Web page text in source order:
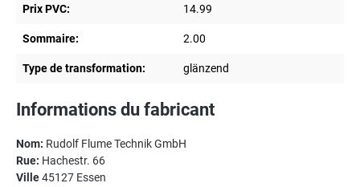
Prix PVC: 14.99
Sommaire: 2.00
Type de transformation: glänzend
Informations du fabricant
Nom: Rudolf Flume Technik GmbH
Rue: Hachestr. 66
Ville45127 Essen